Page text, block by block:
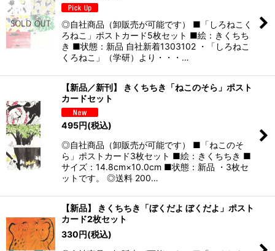
◎自社商品（卸販売が可能です） ■「しろねこく
ろねこ」ポストカード5枚セット ■絵：きくちち
き ■状態：新品 自社新着1303102 ・「しろねこ
くろねこ」（学研）より・・・…
【新品／新刊】 きくちちき「ねこのそら」ポスト
カードセット
495円(税込)
◎自社商品（卸販売が可能です） ■「ねこのそ
ら」ポストカード3枚セット ■絵：きくちちき ■
サイズ：14.8cm×10.0cm ■状態：新品 ・3枚セ
ットです。 ◎送料 200…
【新品】 きくちちき「ぼくだよ ぼくだよ」ポスト
カード2枚セット
330円(税込)